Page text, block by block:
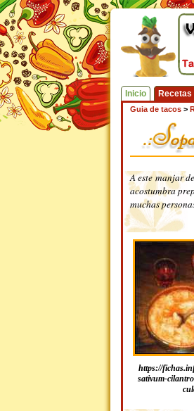
Inicio
Guia de tacos >
A este manjar
acostumbra
muchas
https://
sativum-